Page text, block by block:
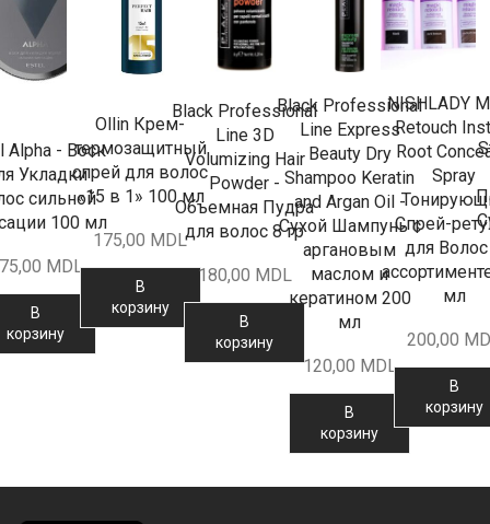
Alpha - Воск
Укладки
сильной
100 мл
MDL
В
корзину
Ollin Крем-
термозащитный
спрей для волос
«15 в 1» 100 мл
175,00 MDL
В
корзину
Black Professional
Line 3D
Volumizing Hair
Powder -
Объемная Пудра
для волос 8 гр
180,00 MDL
В
корзину
Black Professional
Line Express
Beauty Dry
Shampoo Keratin
and Argan Oil -
Сухой Шампунь с
аргановым
маслом и
кератином 200
мл
120,00 MDL
В
корзину
NISHLADY
Retouch
Root
Spray
Спрей-
для
мл
200,00
В
корзину